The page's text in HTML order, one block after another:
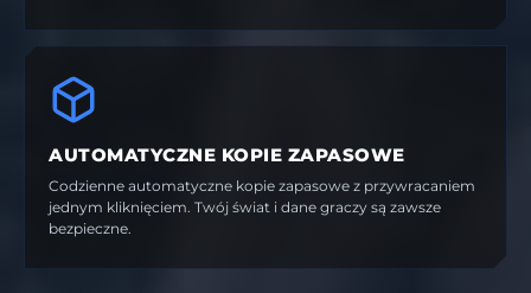
AUTOMATYCZNE KOPIE ZAPASOWE
Codzienne automatyczne kopie zapasowe z przywracaniem
jednym kliknięciem. Twój świat i dane graczy są zawsze
bezpieczne.